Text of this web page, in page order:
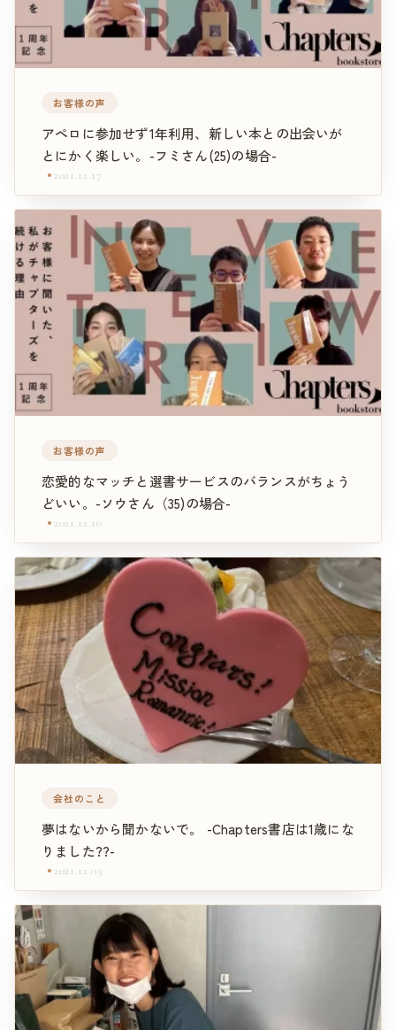
お客様の声
アペロに参加せず1年利用、新しい本との出会いが
とにかく楽しい。-フミさん(25)の場合-
2021.12.17
お客様の声
恋愛的なマッチと選書サービスのバランスがちょう
どいい。-ソウさん（35)の場合-
2021.12.10
会社のこと
夢はないから聞かないで。 -Chapters書店は1歳にな
りました??-
2021.12.05